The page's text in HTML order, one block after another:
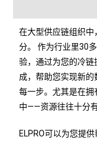
在大型供应链组织
分。 作为行业里30
验，通过为您的冷
成，帮助您实现新
每一步。尤其是在拥
中——资源往往十分有
ELPRO可以为您提